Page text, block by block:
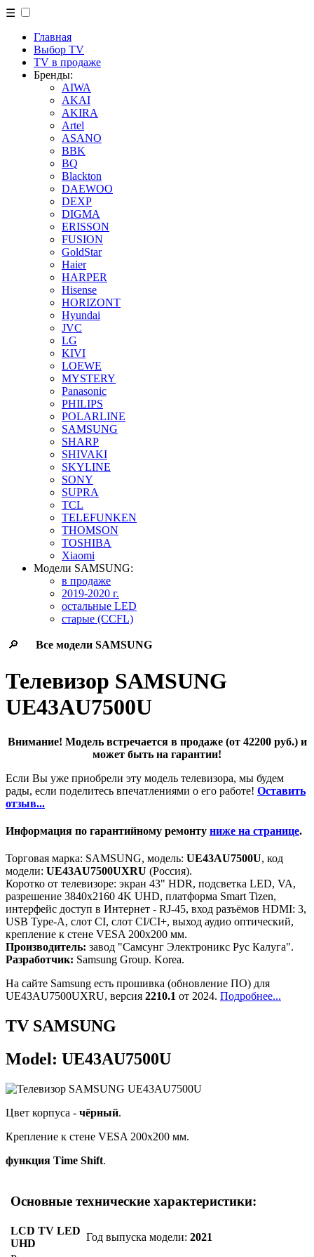
☰
Главная
Выбор TV
TV в продаже
Бренды:
AIWA
AKAI
AKIRA
Artel
ASANO
BBK
BQ
Blackton
DAEWOO
DEXP
DIGMA
ERISSON
FUSION
GoldStar
Haier
HARPER
Hisense
HORIZONT
Hyundai
JVC
LG
KIVI
LOEWE
MYSTERY
Panasonic
PHILIPS
POLARLINE
SAMSUNG
SHARP
SHIVAKI
SKYLINE
SONY
SUPRA
TCL
TELEFUNKEN
THOMSON
TOSHIBA
Xiaomi
Модели SAMSUNG:
в продаже
2019-2020 г.
остальные LED
старые (CCFL)
🔎 Все модели SAMSUNG
Телевизор SAMSUNG
UE43AU7500U
Внимание! Модель встречается в продаже (от 42200 руб.) и
может быть на гарантии!
Если Вы уже приобрели эту модель телевизора, мы будем
рады, если поделитесь впечатлениями о его работе! Оставить
отзыв...
Информация по гарантийному ремонту ниже на странице.
Торговая марка: SAMSUNG, модель: UE43AU7500U, код
модели: UE43AU7500UXRU (Россия).
Коротко от телевизоре: экран 43" HDR, подсветка LED, VA,
разрешение 3840x2160 4K UHD, платформа Smart Tizen,
интерфейс доступ в Интернет - RJ-45, вход разъёмов HDMI: 3,
USB Type-A, слот CI, слот CI/CI+, выход аудио оптический,
крепление к стене VESA 200x200 мм.
Производитель: завод "Самсунг Электроникс Рус Калуга".
Разработчик: Samsung Group. Korea.
На сайте Samsung есть прошивка (обновление ПО) для
UE43AU7500UXRU, версия 2210.1 от 2024. Подробнее...
TV SAMSUNG
Model: UE43AU7500U
Цвет корпуса - чёрный.
Крепление к стене VESA 200x200 мм.
функция Time Shift.
Основные технические характеристики:
LCD TV LED
UHD
Год выпуска модели:2021